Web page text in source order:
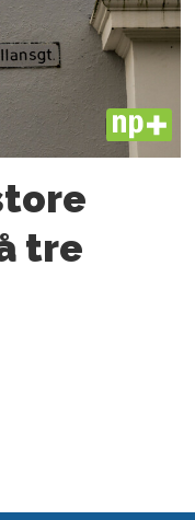
PLUS
tre